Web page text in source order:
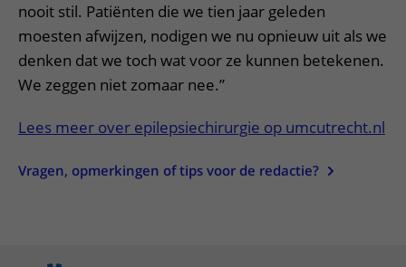
nooit stil. Patiënten die we tien jaar geleden
moesten afwijzen, nodigen we nu opnieuw uit als we
denken dat we toch wat voor ze kunnen betekenen.
We zeggen niet zomaar nee.”
Lees meer over epilepsiechirurgie op umcutrecht.nl
Vragen, opmerkingen of tips voor de redactie?